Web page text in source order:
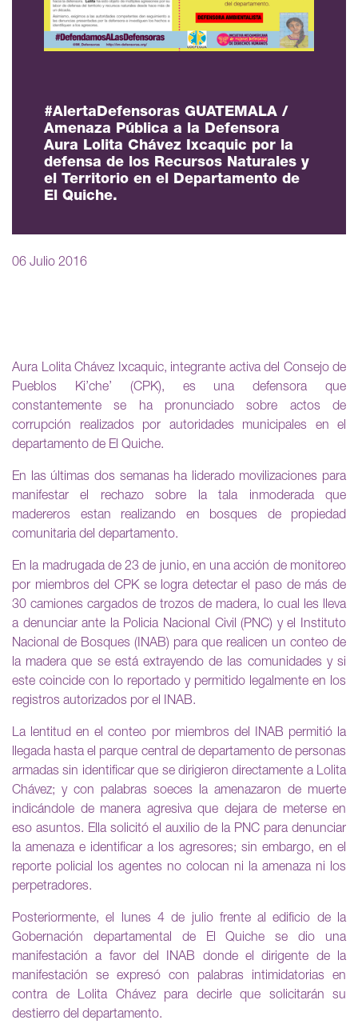
#AlertaDefensoras GUATEMALA /
Amenaza Pública a la Defensora
Aura Lolita Chávez Ixcaquic por la
defensa de los Recursos Naturales y
el Territorio en el Departamento de
El Quiche.
06 Julio 2016
Aura Lolita Chávez Ixcaquic, integrante activa del Consejo de
Pueblos Ki’che’ (CPK), es una defensora que
constantemente se ha pronunciado sobre actos de
corrupción realizados por autoridades municipales en el
departamento de El Quiche.
En las últimas dos semanas ha liderado movilizaciones para
manifestar el rechazo sobre la tala inmoderada que
madereros estan realizando en bosques de propiedad
comunitaria del departamento.
En la madrugada de 23 de junio, en una acción de monitoreo
por miembros del CPK se logra detectar el paso de más de
30 camiones cargados de trozos de madera, lo cual les lleva
a denunciar ante la Policia Nacional Civil (PNC) y el Instituto
Nacional de Bosques (INAB) para que realicen un conteo de
la madera que se está extrayendo de las comunidades y si
este coincide con lo reportado y permitido legalmente en los
registros autorizados por el INAB.
La lentitud en el conteo por miembros del INAB permitió la
llegada hasta el parque central de departamento de personas
armadas sin identificar que se dirigieron directamente a Lolita
Chávez; y con palabras soeces la amenazaron de muerte
indicándole de manera agresiva que dejara de meterse en
eso asuntos. Ella solicitó el auxilio de la PNC para denunciar
la amenaza e identificar a los agresores; sin embargo, en el
reporte policial los agentes no colocan ni la amenaza ni los
perpetradores.
Posteriormente, el lunes 4 de julio frente al edificio de la
Gobernación departamental de El Quiche se dio una
manifestación a favor del INAB donde el dirigente de la
manifestación se expresó con palabras intimidatorias en
contra de Lolita Chávez para decirle que solicitarán su
destierro del departamento.